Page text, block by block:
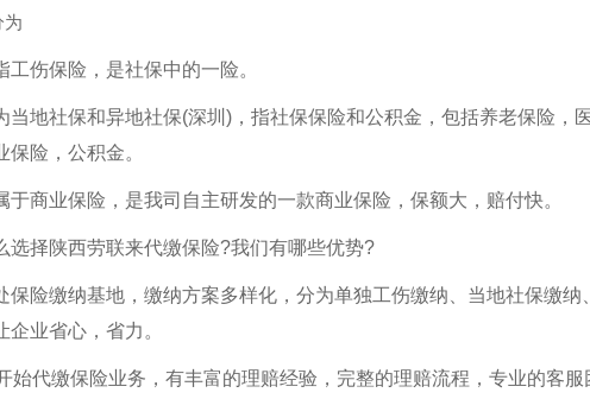
公司 西安劳务外包 校企合作：打通实习就业“剩余一公里”的实践探索‌
为
工伤保险，是社保中的一险。
当地社保和异地社保(深圳)，指社保保险和公积金，包括养老保险，
保险，公积金。
于商业保险，是我司自主研发的一款商业保险，保额大，赔付快。
选择陕西劳联来代缴保险?我们有哪些优势?
保险缴纳基地，缴纳方案多样化，分为单独工伤缴纳、当地社保缴纳
企业省心，省力。
始代缴保险业务，有丰富的理赔经验，完整的理赔流程，专业的客服